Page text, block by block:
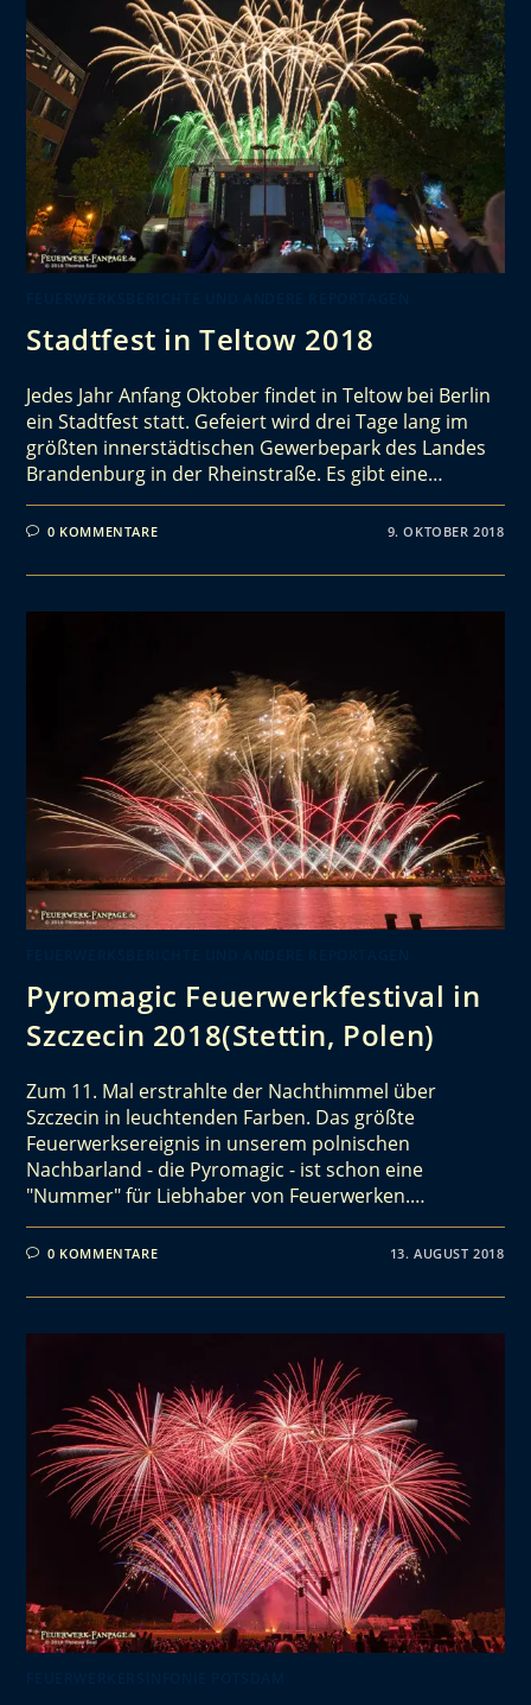
Stadtfest in Teltow 2018
Jedes Jahr Anfang Oktober findet in Teltow bei Berlin
ein Stadtfest statt. Gefeiert wird drei Tage lang im
größten innerstädtischen Gewerbepark des Landes
Brandenburg in der Rheinstraße. Es gibt eine…
0 KOMMENTARE 9. OKTOBER 2018
Pyromagic Feuerwerkfestival in
Szczecin 2018(Stettin, Polen)
Zum 11. Mal erstrahlte der Nachthimmel über
Szczecin in leuchtenden Farben. Das größte
Feuerwerksereignis in unserem polnischen
Nachbarland - die Pyromagic - ist schon eine
"Nummer" für Liebhaber von Feuerwerken.…
0 KOMMENTARE 13. AUGUST 2018